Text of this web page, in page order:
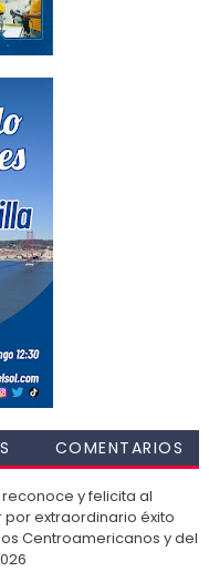
COMENTARIOS
y felicita al
por extraordinario éxito
Centroamericanos y del